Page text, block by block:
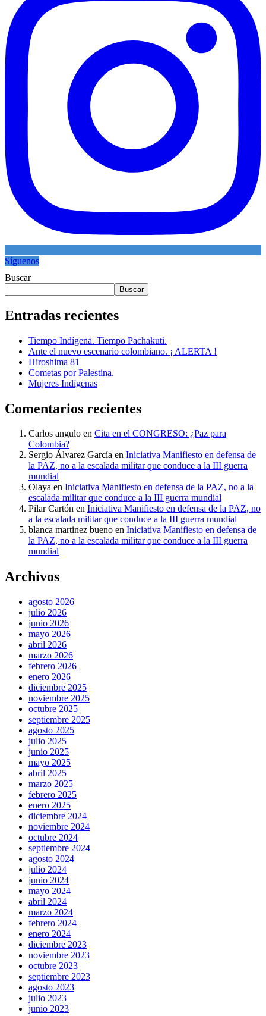
Síguenos
Buscar
Buscar
Entradas recientes
Tiempo Indígena. Tiempo Pachakuti.
Ante el nuevo escenario colombiano. ¡ ALERTA !
Hiroshima 81
Cometas por Palestina.
Mujeres Indígenas
Comentarios recientes
Carlos angulo en Cita en el CONGRESO: ¿Paz para
Colombia?
Sergio Álvarez García en Iniciativa Manifiesto en defensa de
la PAZ, no a la escalada militar que conduce a la III guerra
mundial
Olaya en Iniciativa Manifiesto en defensa de la PAZ, no a la
escalada militar que conduce a la III guerra mundial
Pilar Cartón en Iniciativa Manifiesto en defensa de la PAZ, no
a la escalada militar que conduce a la III guerra mundial
blanca martinez bueno en Iniciativa Manifiesto en defensa de
la PAZ, no a la escalada militar que conduce a la III guerra
mundial
Archivos
agosto 2026
julio 2026
junio 2026
mayo 2026
abril 2026
marzo 2026
febrero 2026
enero 2026
diciembre 2025
noviembre 2025
octubre 2025
septiembre 2025
agosto 2025
julio 2025
junio 2025
mayo 2025
abril 2025
marzo 2025
febrero 2025
enero 2025
diciembre 2024
noviembre 2024
octubre 2024
septiembre 2024
agosto 2024
julio 2024
junio 2024
mayo 2024
abril 2024
marzo 2024
febrero 2024
enero 2024
diciembre 2023
noviembre 2023
octubre 2023
septiembre 2023
agosto 2023
julio 2023
junio 2023